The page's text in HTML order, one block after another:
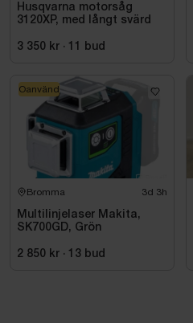
Husqvarna motorsåg
3120XP, med långt svärd
3 350 kr · 11 bud
Bromma 3d 3h
Multilinjelaser Makita,
SK700GD, Grön
2 850 kr · 13 bud
Oanvänd